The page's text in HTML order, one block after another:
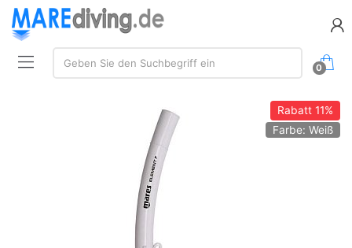
Suche:
Geben Sie den Suchbegriff ein
0
Rabatt11%
Farbe: Weiß